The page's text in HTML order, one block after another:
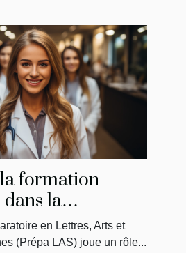
formation
la
des étudiants en
en Lettres, Arts et
(Prépa LAS) joue un rôle...